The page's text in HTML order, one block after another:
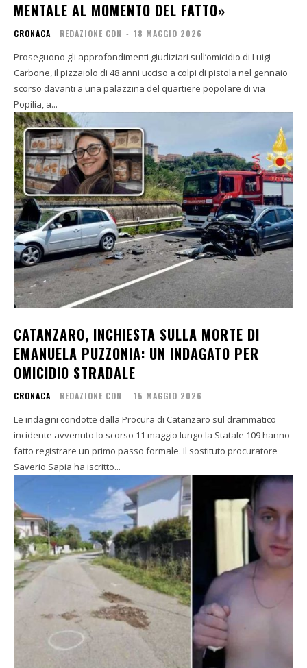
MENTALE AL MOMENTO DEL FATTO»
CRONACA REDAZIONE CDN - 18 MAGGIO 2026
Proseguono gli approfondimenti giudiziari sull’omicidio di Luigi
Carbone, il pizzaiolo di 48 anni ucciso a colpi di pistola nel gennaio
scorso davanti a una palazzina del quartiere popolare di via
Popilia, a...
CATANZARO, INCHIESTA SULLA MORTE DI
EMANUELA PUZZONIA: UN INDAGATO PER
OMICIDIO STRADALE
CRONACA REDAZIONE CDN - 15 MAGGIO 2026
Le indagini condotte dalla Procura di Catanzaro sul drammatico
incidente avvenuto lo scorso 11 maggio lungo la Statale 109 hanno
fatto registrare un primo passo formale. Il sostituto procuratore
Saverio Sapia ha iscritto...